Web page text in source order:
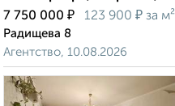
7 750 000 ₽ 123 900 ₽ за м²
Радищева 8
Агентство, 10.08.2026